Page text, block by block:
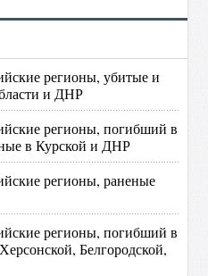
регионы, убитые и
и ДНР
регионы, погибший в
в Курской и ДНР
регионы, раненые
регионы, погибший в
Белгородской,